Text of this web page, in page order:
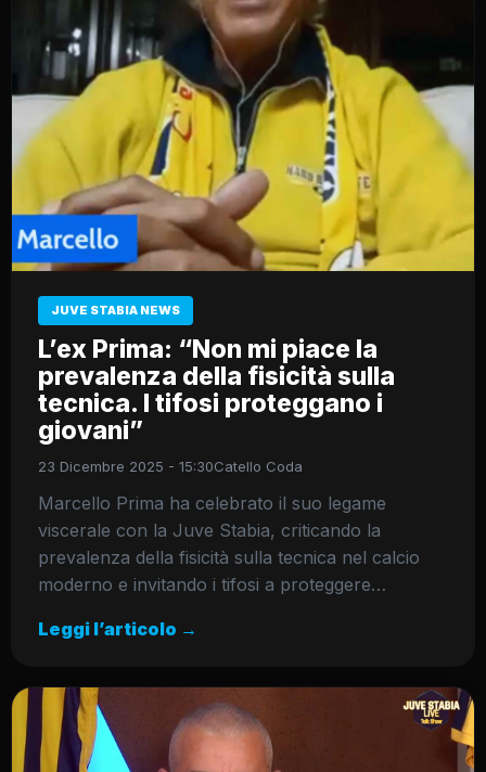
JUVE STABIA NEWS
L’ex Prima: “Non mi piace la
prevalenza della fisicità sulla
tecnica. I tifosi proteggano i
giovani”
23 Dicembre 2025 - 15:30Catello Coda
Marcello Prima ha celebrato il suo legame
viscerale con la Juve Stabia, criticando la
prevalenza della fisicità sulla tecnica nel calcio
moderno e invitando i tifosi a proteggere…
Leggi l’articolo →